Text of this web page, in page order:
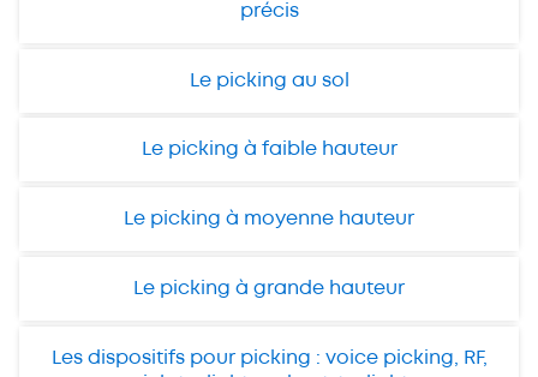
précis
Le picking au sol
Le picking à faible hauteur
Le picking à moyenne hauteur
Le picking à grande hauteur
Les dispositifs pour picking : voice picking, RF,